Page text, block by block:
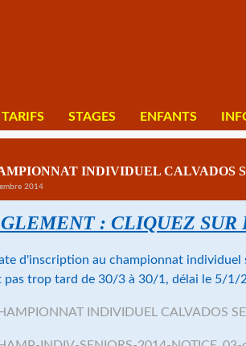
TARIFS STAGES ENFANTS
INDIVIDUEL CALVADOS
2014
: CLIQUEZ
d'inscription au championnat individuel
pas trop tard de 30/3 à 30/1, délai le 5/1/